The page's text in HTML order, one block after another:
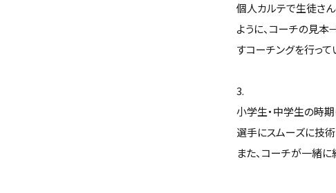
個人カルテで生徒さ
ように、コーチの見
すコーチングを行っ
3.
小学生・中学生の時
選手にスムーズに技術
また、コーチが一緒に